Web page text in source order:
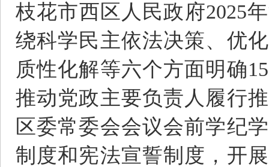
枝花市西区人民政府2025
绕科学民主依法决策、优
质性化解等六个方面明确
推动党政主要负责人履行
区委常委会会议会前学纪
制度和宪法宣誓制度，开